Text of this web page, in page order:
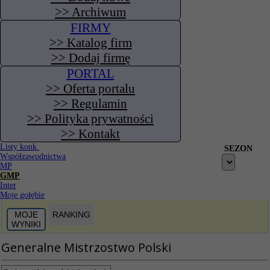
>> Archiwum
FIRMY
>> Katalog firm
>> Dodaj firmę
PORTAL
>> Oferta portalu
>> Regulamin
>> Polityka prywatności
>> Kontakt
SEZON
Listy konk.
Współzawodnictwa
MP
GMP
Inter
Moje gołębie
MOJE
WYNIKI
RANKING
Generalne Mistrzostwo Polski